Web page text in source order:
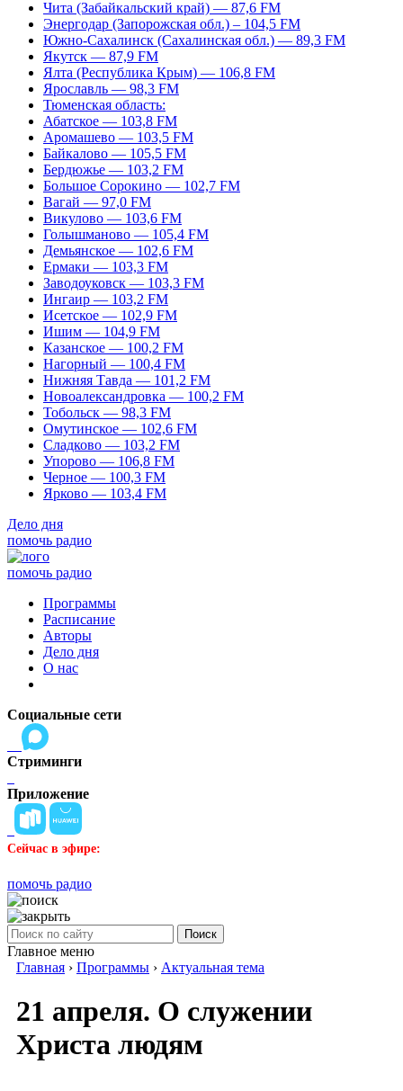
Чита (Забайкальский край) — 87,6 FM
Энергодар (Запорожская обл.) – 104,5 FM
Южно-Сахалинск (Сахалинская обл.) — 89,3 FM
Якутск — 87,9 FM
Ялта (Республика Крым) — 106,8 FM
Ярославль — 98,3 FM
Тюменская область:
Абатское — 103,8 FM
Аромашево — 103,5 FM
Байкалово — 105,5 FM
Бердюжье — 103,2 FM
Большое Сорокино — 102,7 FM
Вагай — 97,0 FM
Викулово — 103,6 FM
Голышманово — 105,4 FM
Демьянское — 102,6 FM
Ермаки — 103,3 FM
Заводоуковск — 103,3 FM
Ингаир — 103,2 FM
Исетское — 102,9 FM
Ишим — 104,9 FM
Казанское — 100,2 FM
Нагорный — 100,4 FM
Нижняя Тавда — 101,2 FM
Новоалександровка — 100,2 FM
Тобольск — 98,3 FM
Омутинское — 102,6 FM
Сладково — 103,2 FM
Упорово — 106,8 FM
Черное — 100,3 FM
Ярково — 103,4 FM
Дело дня
помочь радио
помочь радио
Программы
Расписание
Авторы
Дело дня
О нас
Социальные сети
Стриминги
Приложение
Сейчас в эфире:
помочь радио
Поиск
Главное меню
Главная › Программы › Актуальная тема
21 апреля. О служении
Христа людям